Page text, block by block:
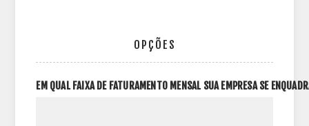
OPÇÕES
EM QUAL FAIXA DE FATURAMENTO MENSAL SUA EMPRESA SE